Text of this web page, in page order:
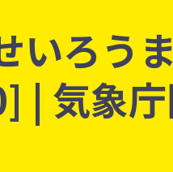
いろう
| 気象